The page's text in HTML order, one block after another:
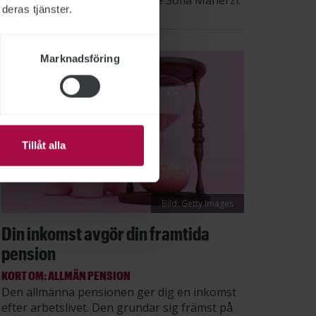
tjänster.
Marknadsföring
Tillåt alla
Bild: Getty Images
Din inkomst avgör din framtida
pension
KORT OM: ALLMÄN PENSION
Den allmänna pensionen ger dig en inkomst
efter arbetslivet. Den grundar sig främst på